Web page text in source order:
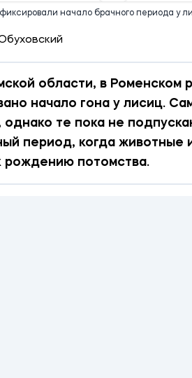
начало брачного периода у
области, в Роменском
начало гона у лисиц.
однако те пока не
период, когда животные
рождению потомства.